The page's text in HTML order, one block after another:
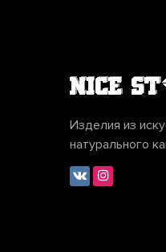
Изделия из
натурального